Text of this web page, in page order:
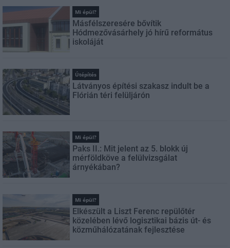
Mi épül?
Másfélszeresére bővítik
Hódmezővásárhely jó hírű református
iskoláját
Útépítés
Látványos építési szakasz indult be a
Flórián téri felüljárón
Mi épül?
Paks II.: Mit jelent az 5. blokk új
mérföldköve a felülvizsgálat
árnyékában?
Mi épül?
Elkészült a Liszt Ferenc repülőtér
közelében lévő logisztikai bázis út- és
közműhálózatának fejlesztése